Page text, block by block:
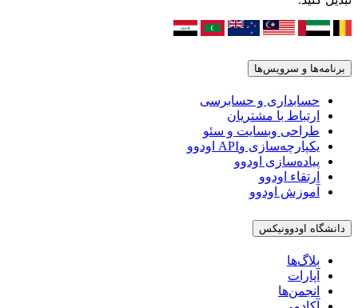
برنامه‌ها و سرویس‌ها
حسابداری و حسابرسی
ارتباط با مشتریان
طراحی وبسایت و سئو
یکپارچه‌سازی وAPI اودوو
پیاده‌سازی اودوو
ارتقاء اودوو
آموزش اودوو
دانشگاه اودوونیکس
بلاگ‌ها
آپارات
انجمن‌ها